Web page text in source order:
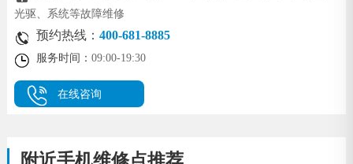
光驱、系统等故障维修
预约热线：400-681-8885
服务时间：09:00-19:30
在线咨询